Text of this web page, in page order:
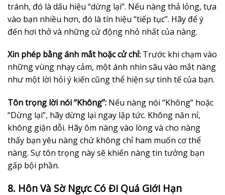
tránh, đó là dấu hiệu “dừng lại”. Nếu nàng thả lỏng, tựa
vào bạn nhiều hơn, đó là tín hiệu “tiếp tục”. Hãy để ý
đến hơi thở và những cử động nhỏ nhất của nàng.
Xin phép bằng ánh mắt hoặc cử chỉ: Trước khi chạm vào
những vùng nhạy cảm, một ánh nhìn sâu vào mắt nàng
như một lời hỏi ý kiến cũng thể hiện sự tinh tế của bạn.
Tôn trọng lời nói “Không”: Nếu nàng nói “Không” hoặc
“Dừng lại”, hãy dừng lại ngay lập tức. Không năn nỉ,
không giận dỗi. Hãy ôm nàng vào lòng và cho nàng
thấy bạn yêu nàng chứ không chỉ ham muốn cơ thể
nàng. Sự tôn trọng này sẽ khiến nàng tin tưởng bạn
gấp bội phần.
8. Hôn Và Sờ Ngực Có Đi Quá Giới Hạn